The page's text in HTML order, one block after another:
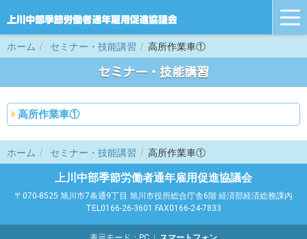
ホーム セミナー・技能講習 高所作業車①
セミナー・技能講習
高所作業車①
ホーム セミナー・技能講習 高所作業車①
上川中部季節労働者通年雇用促進協議会
〒070-8525 旭川市7条通9丁目 旭川市役所総合庁舎6階 経済部経済総務課内
TEL0166-26-3601 FAX0166-24-7833